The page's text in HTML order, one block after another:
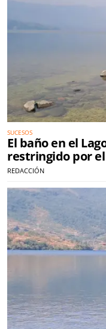
SUCESOS
El baño en el
restringido por
REDACCIÓN